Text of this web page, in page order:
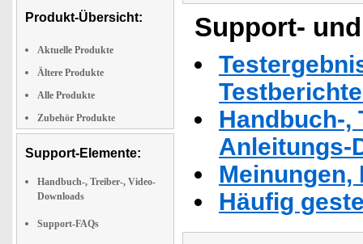
Produkt-Übersicht:
Aktuelle Produkte
Ältere Produkte
Alle Produkte
Zubehör Produkte
Support-Elemente:
Handbuch-, Treiber-, Video-
Downloads
Support-FAQs
Support-
Handbuch-,
Anleitungs-
Häufig